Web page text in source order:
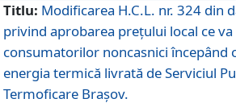
Titlu: Modificarea H.C.L. nr. 324 din
privind aprobarea preţului local ce
consumatorilor noncasnici începând
energia termică livrată de Serviciul
Termoficare Braşov.